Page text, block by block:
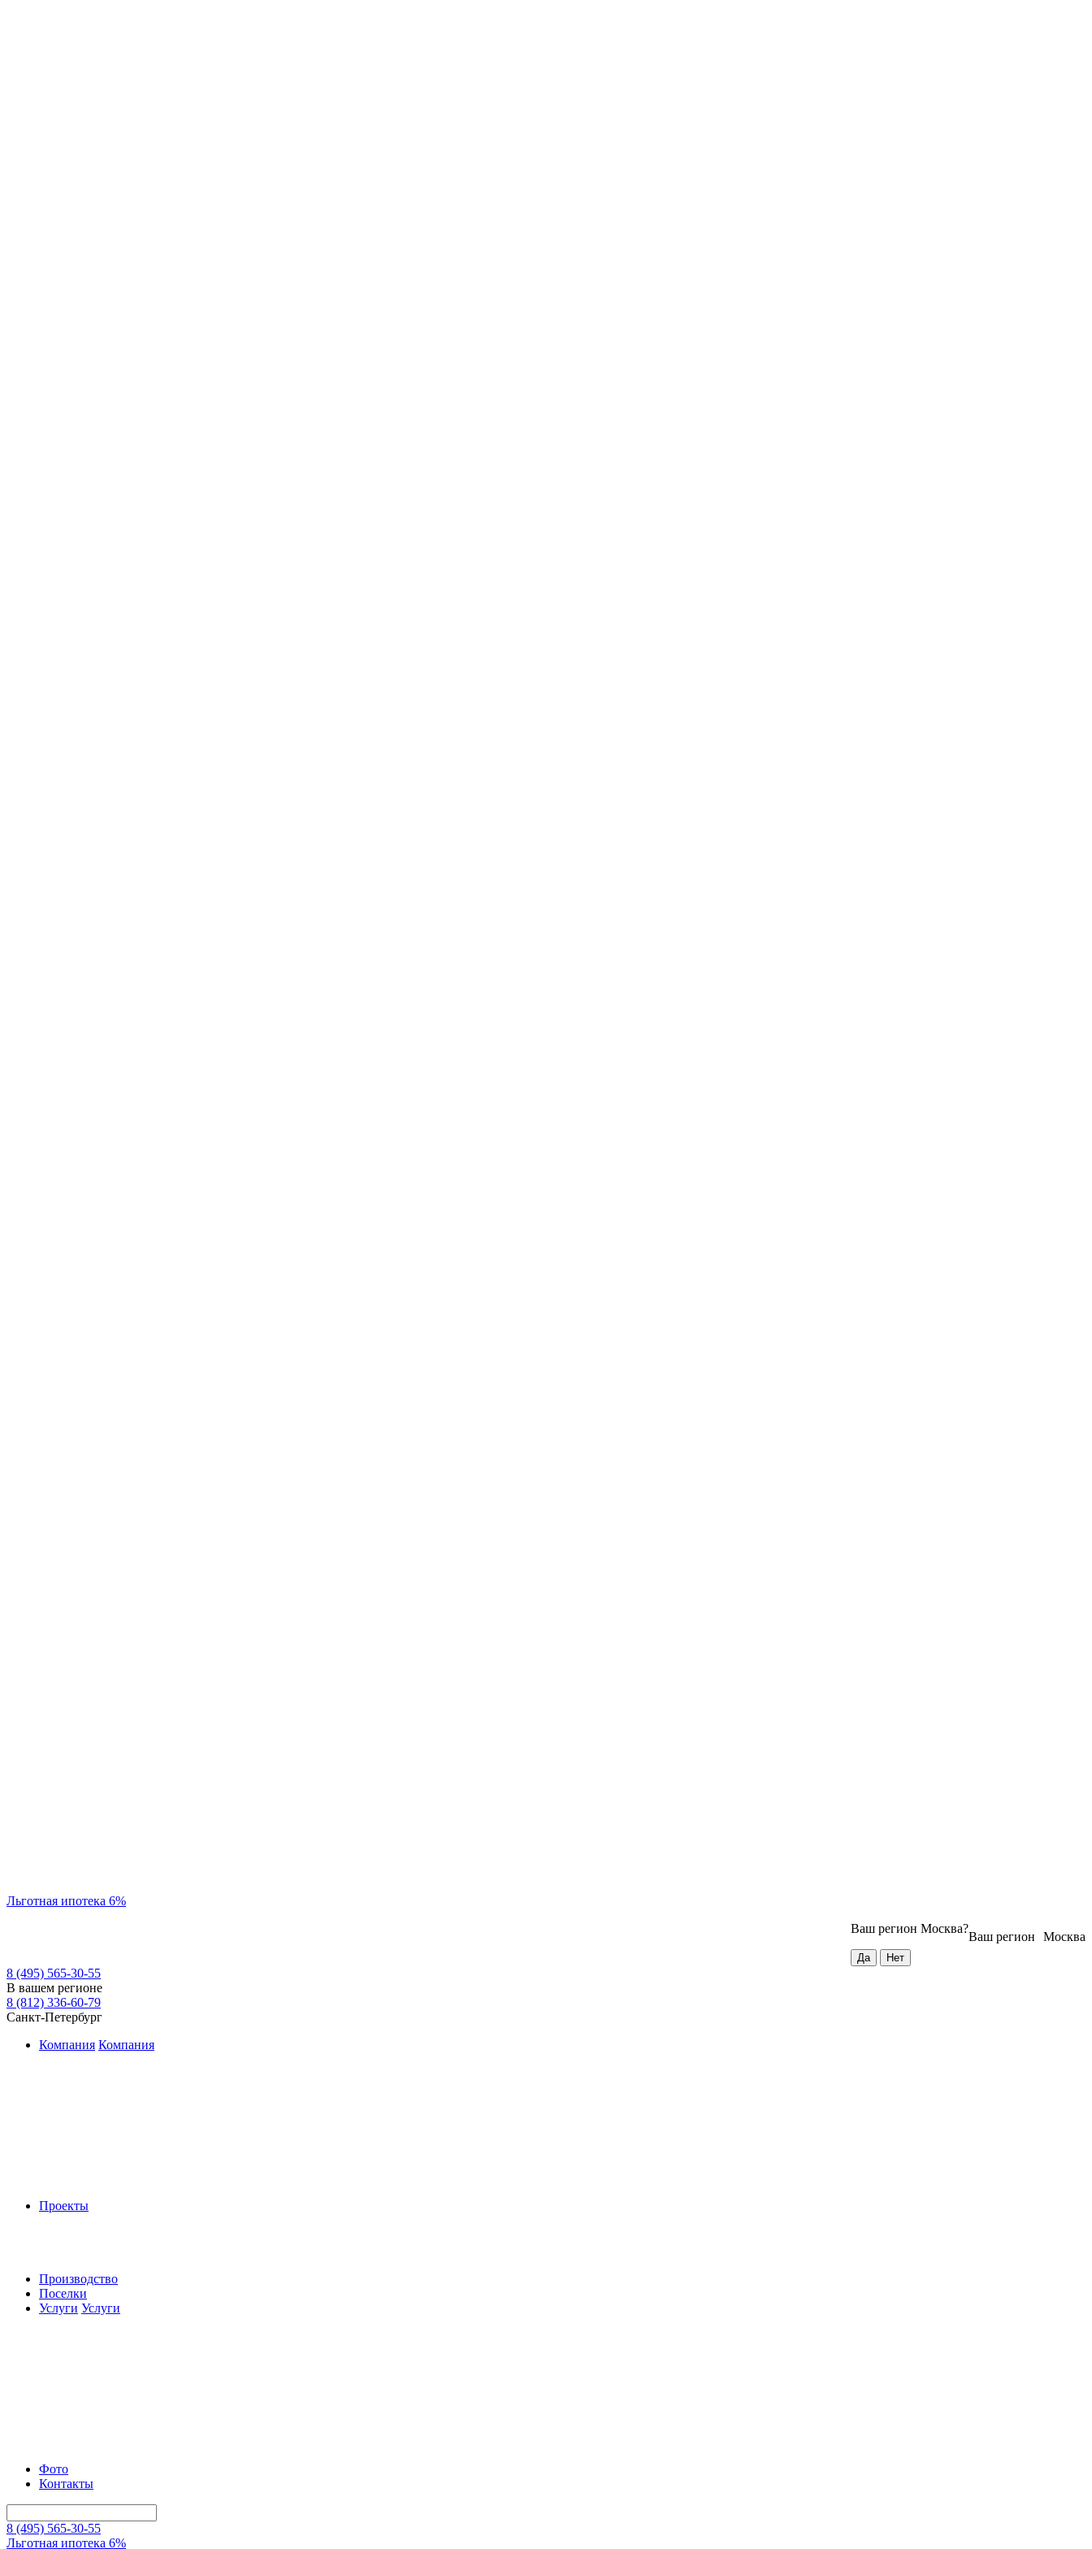
Льготная ипотека 6%
Москва
Ваш регион
Ваш регион Москва?
8 (495) 565-30-55
В вашем регионе
8 (812) 336-60-79
Санкт-Петербург
Компания Компания
Проекты
Производство
Поселки
Услуги Услуги
Фото
Контакты
8 (495) 565-30-55
Льготная ипотека 6%